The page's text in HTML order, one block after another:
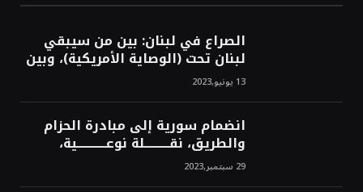
الصراع في لبنان: بين من سيبقي
لبنان تحت (الوصاية الأمريكية)، وبين
من سيخرج لبنان من النفق الغربي!
محمد محسن13 يونيو,2023
انضمام سورية إلى مبادرة الحزام
والطريق، نقــــــــــلة نوعــــــــــــية،
استراتيجية، تاريخية، نهائية، نحو
الشرق!محمد محسن29 سبتمبر,2023